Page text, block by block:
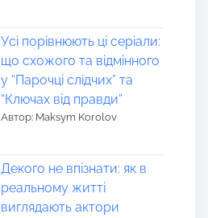
Усі порівнюють ці серіали:
що схожого та відмінного
у “Парочці слідчих” та
“Ключах від правди”
Автор: Maksym Korolov
Декого не впізнати: як в
реальному житті
виглядають актори